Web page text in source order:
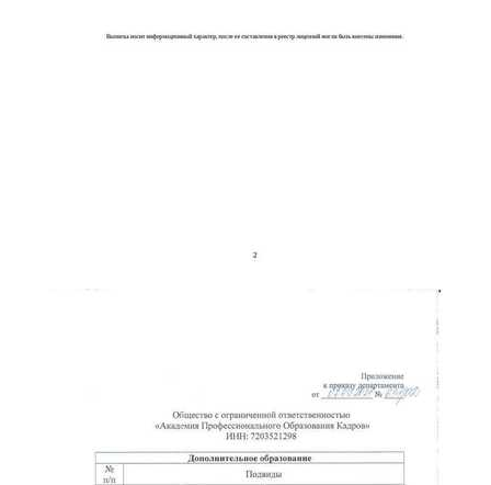
Свяжитесь с нами через любой удобный мессенджер!